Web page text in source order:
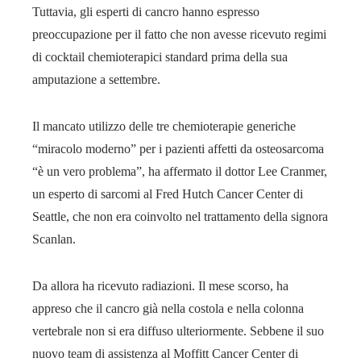
Tuttavia, gli esperti di cancro hanno espresso
preoccupazione per il fatto che non avesse ricevuto regimi
di cocktail chemioterapici standard prima della sua
amputazione a settembre.
Il mancato utilizzo delle tre chemioterapie generiche
“miracolo moderno” per i pazienti affetti da osteosarcoma
“è un vero problema”, ha affermato il dottor Lee Cranmer,
un esperto di sarcomi al Fred Hutch Cancer Center di
Seattle, che non era coinvolto nel trattamento della signora
Scanlan.
Da allora ha ricevuto radiazioni. Il mese scorso, ha
appreso che il cancro già nella costola e nella colonna
vertebrale non si era diffuso ulteriormente. Sebbene il suo
nuovo team di assistenza al Moffitt Cancer Center di